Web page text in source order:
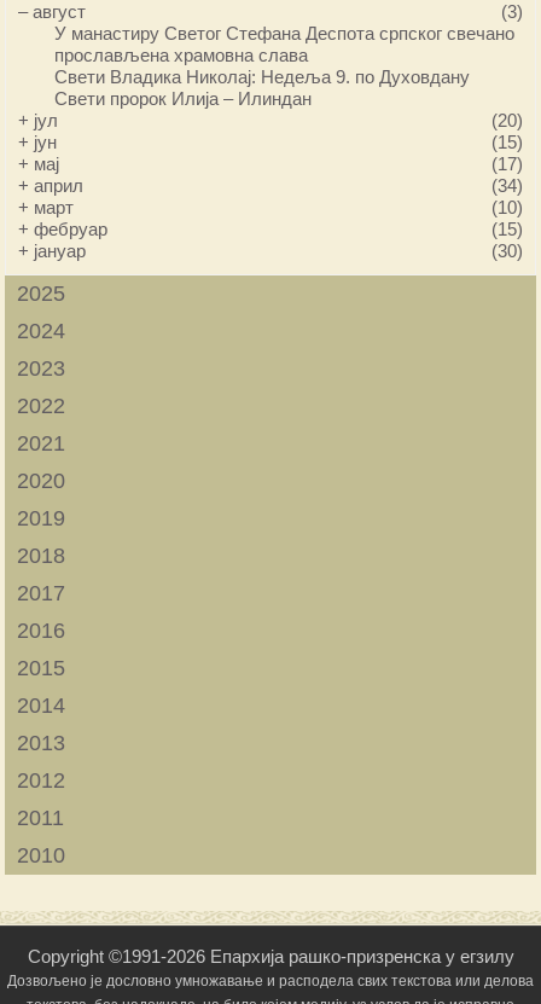
–август
(3)
У манастиру Светог Стефана Деспота српског свечано
прослављена храмовна слава
Свети Владика Николај: Недеља 9. по Духовдану
Свети пророк Илија – Илиндан
+ јул
(20)
+ јун
(15)
+ мај
(17)
+април
(34)
+ март
(10)
+фебруар
(15)
+ јануар (30)
2025
2024
2023
2022
2021
2020
2019
2018
2017
2016
2015
2014
2013
2012
2011
2010
Copyright ©1991-2026 Епархија рашко-призренска у егзилу
Дозвољено је дословно умножавање и расподела свих текстова или делова